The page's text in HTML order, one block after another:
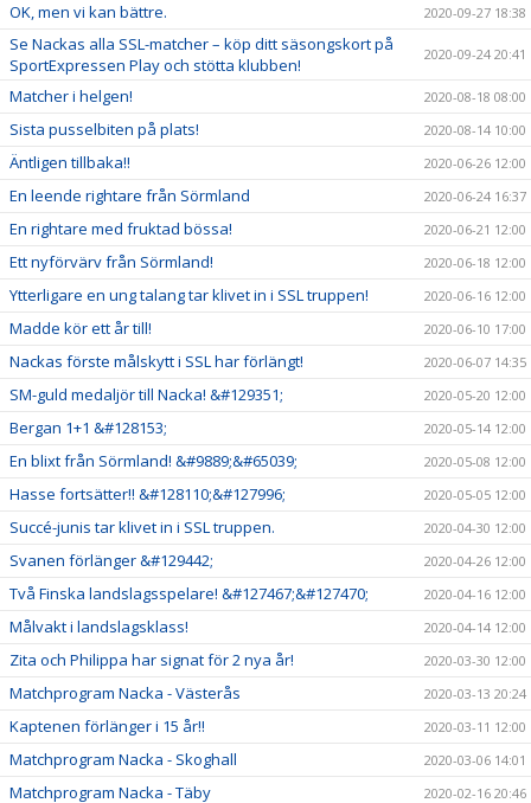
OK, men vi kan bättre. 2020-09-27 18:38
Se Nackas alla SSL-matcher – köp ditt säsongskort på
SportExpressen Play och stötta klubben!
2020-09-24 20:41
Matcher i helgen! 2020-08-18 08:00
Sista pusselbiten på plats! 2020-08-14 10:00
Äntligen tillbaka!! 2020-06-26 12:00
En leende rightare från Sörmland 2020-06-24 16:37
En rightare med fruktad bössa! 2020-06-21 12:00
Ett nyförvärv från Sörmland! 2020-06-18 12:00
Ytterligare en ung talang tar klivet in i SSL truppen! 2020-06-16 12:00
Madde kör ett år till! 2020-06-10 17:00
Nackas förste målskytt i SSL har förlängt! 2020-06-07 14:35
SM-guld medaljör till Nacka! &#129351; 2020-05-20 12:00
Bergan 1+1 &#128153; 2020-05-14 12:00
En blixt från Sörmland! &#9889;&#65039; 2020-05-08 12:00
Hasse fortsätter!! &#128110;&#127996; 2020-05-05 12:00
Succé-junis tar klivet in i SSL truppen. 2020-04-30 12:00
Svanen förlänger &#129442; 2020-04-26 12:00
Två Finska landslagsspelare! &#127467;&#127470; 2020-04-16 12:00
Målvakt i landslagsklass! 2020-04-14 12:00
Zita och Philippa har signat för 2 nya år! 2020-03-30 12:00
Matchprogram Nacka - Västerås 2020-03-13 20:24
Kaptenen förlänger i 15 år!! 2020-03-11 12:00
Matchprogram Nacka - Skoghall 2020-03-06 14:01
Matchprogram Nacka - Täby 2020-02-16 20:46